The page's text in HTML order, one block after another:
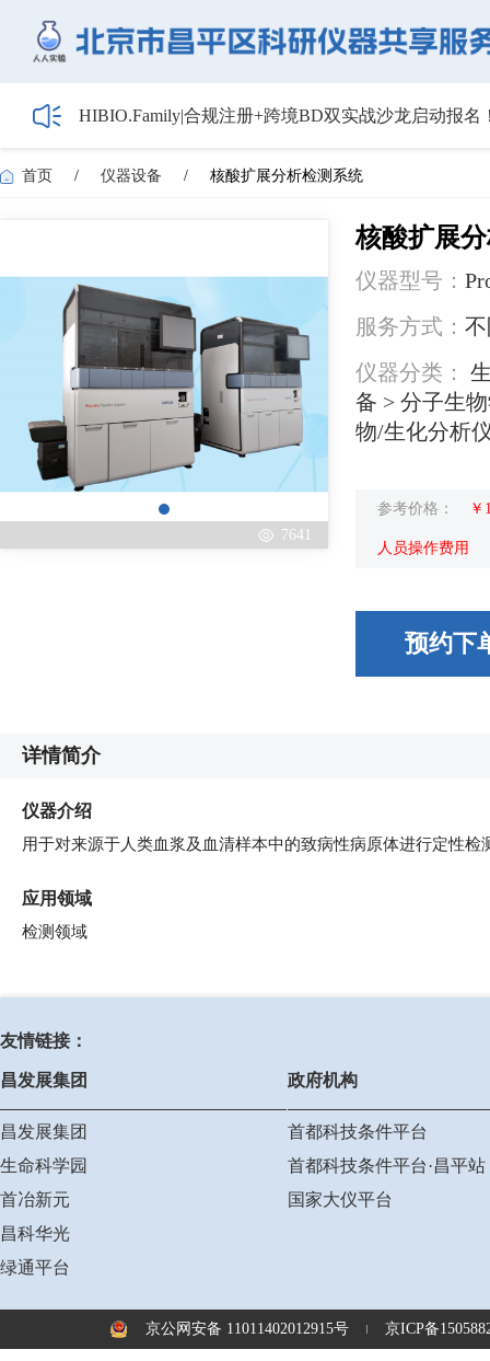
HIBIO.Family|合规注册+跨境BD双实战沙龙启动报名
【最新日程】2026年智慧电厂论坛议程首发！邀您4
关于召开2026年度昌平区高新技术企业培育工作会
首页 / 仪器设备 / 核酸扩展分析检测系统
7641
核酸扩展
仪器型号：
服务方式：
仪器分类：
备 > 分子生
物/生化分析
参考价格：
人员操作费用
预约下
详情简介
仪器介绍
用于对来源于人类血浆及血清样本中的致病性病原体进行定性检
应用领域
检测领域
友情链接：
昌发展集团
昌发展集团
生命科学园
首冶新元
昌科华光
绿通平台
政府机构
首都科技条件平台
首都科技条件平台·昌平站
国家大仪平台
京公网安备 11011402012915号 京ICP备